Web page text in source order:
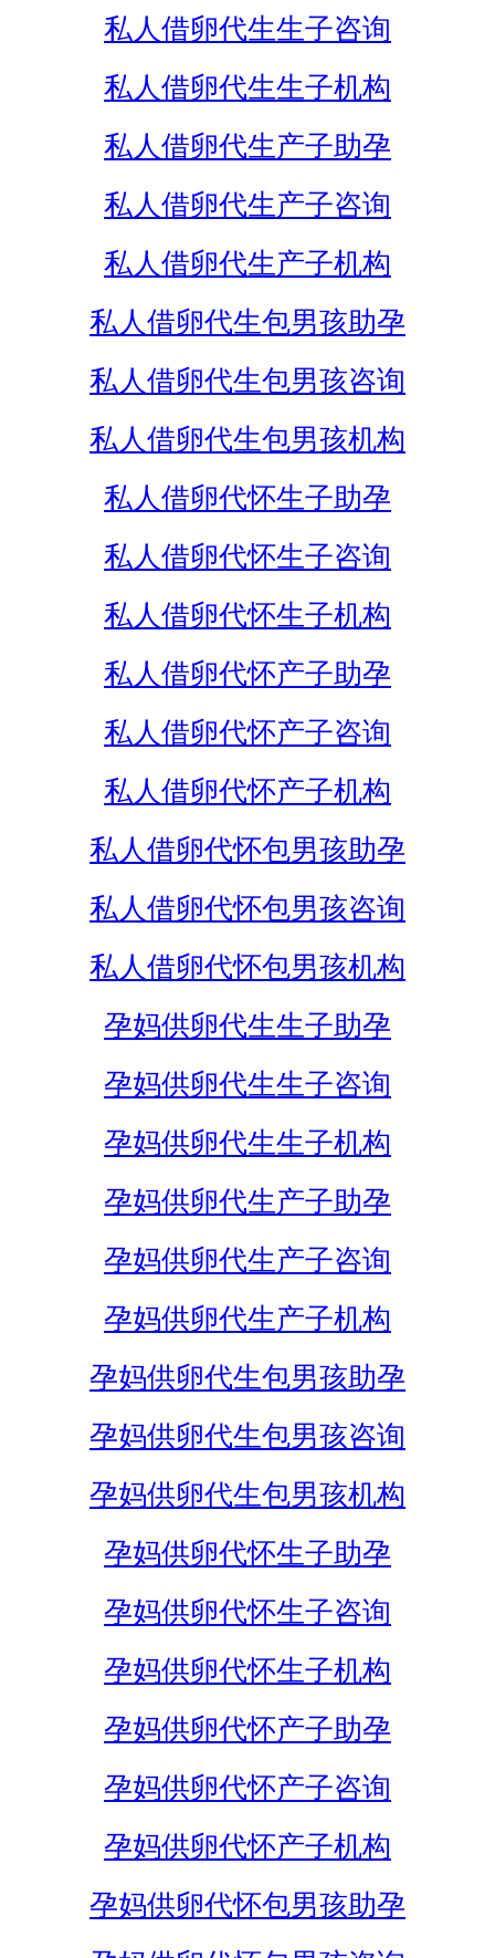
私人借卵代生生子咨询
私人借卵代生生子机构
私人借卵代生产子助孕
私人借卵代生产子咨询
私人借卵代生产子机构
私人借卵代生包男孩助孕
私人借卵代生包男孩咨询
私人借卵代生包男孩机构
私人借卵代怀生子助孕
私人借卵代怀生子咨询
私人借卵代怀生子机构
私人借卵代怀产子助孕
私人借卵代怀产子咨询
私人借卵代怀产子机构
私人借卵代怀包男孩助孕
私人借卵代怀包男孩咨询
私人借卵代怀包男孩机构
孕妈供卵代生生子助孕
孕妈供卵代生生子咨询
孕妈供卵代生生子机构
孕妈供卵代生产子助孕
孕妈供卵代生产子咨询
孕妈供卵代生产子机构
孕妈供卵代生包男孩助孕
孕妈供卵代生包男孩咨询
孕妈供卵代生包男孩机构
孕妈供卵代怀生子助孕
孕妈供卵代怀生子咨询
孕妈供卵代怀生子机构
孕妈供卵代怀产子助孕
孕妈供卵代怀产子咨询
孕妈供卵代怀产子机构
孕妈供卵代怀包男孩助孕